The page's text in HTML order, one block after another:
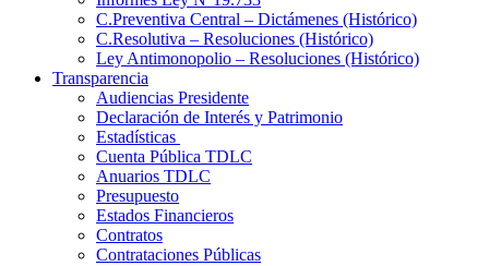
C.Preventiva Central – Dictámenes (Histórico)
C.Resolutiva – Resoluciones (Histórico)
Ley Antimonopolio – Resoluciones (Histórico)
Transparencia
Audiencias Presidente
Declaración de Interés y Patrimonio
Estadísticas
Cuenta Pública TDLC
Anuarios TDLC
Presupuesto
Estados Financieros
Contratos
Contrataciones Públicas